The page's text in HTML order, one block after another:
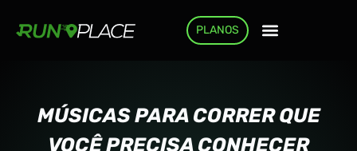
PLANOS
MÚSICAS PARA CORRER QUE
VOCÊ PRECISA CONHECER